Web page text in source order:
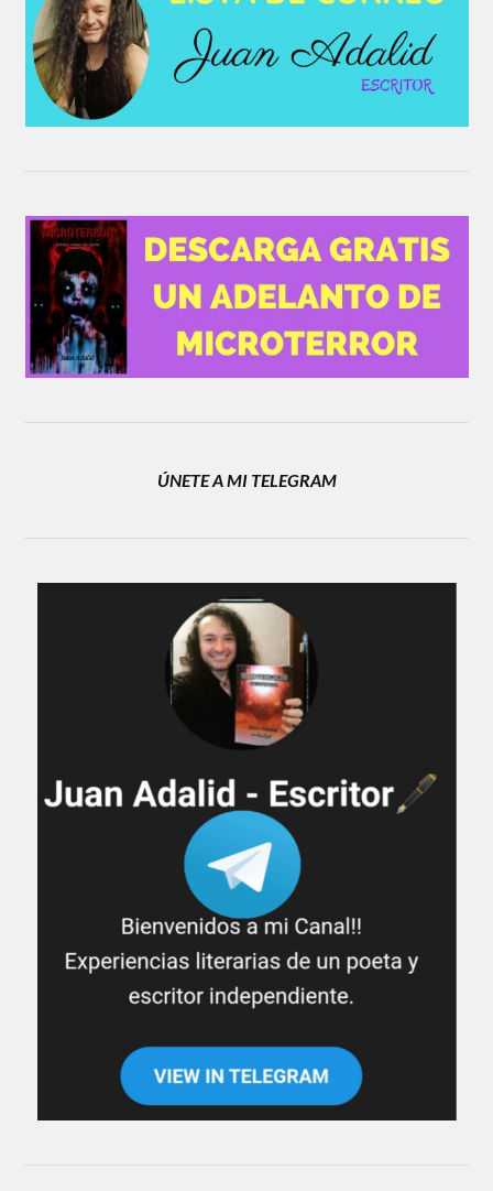
ÚNETE A MI TELEGRAM